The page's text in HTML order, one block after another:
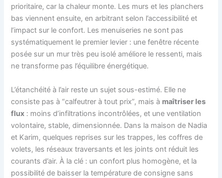
prioritaire, car la chaleur monte. Les murs et les planchers
bas viennent ensuite, en arbitrant selon l’accessibilité et
l’impact sur le confort. Les menuiseries ne sont pas
systématiquement le premier levier : une fenêtre récente
posée sur un mur très peu isolé améliore le ressenti, mais
ne transforme pas l’équilibre énergétique.
L’étanchéité à l’air reste un sujet sous-estimé. Elle ne
consiste pas à “calfeutrer à tout prix”, mais à maîtriser les
flux : moins d’infiltrations incontrôlées, et une ventilation
volontaire, stable, dimensionnée. Dans la maison de Nadia
et Karim, quelques reprises sur les trappes, les coffres de
volets, les réseaux traversants et les joints ont réduit les
courants d’air. À la clé : un confort plus homogène, et la
possibilité de baisser la température de consigne sans